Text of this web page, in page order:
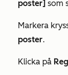
poster] som
Markera
poster.
Klicka på